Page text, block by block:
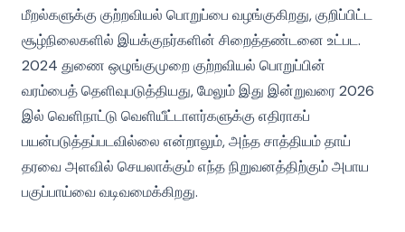
மீறல்களுக்கு குற்றவியல் பொறுப்பை வழங்குகிறது, குறிப்பிட்ட
சூழ்நிலைகளில் இயக்குநர்களின் சிறைத்தண்டனை உட்பட.
2024 துணை ஒழுங்குமுறை குற்றவியல் பொறுப்பின்
வரம்பைத் தெளிவுபடுத்தியது, மேலும் இது இன்றுவரை 2026
இல் வெளிநாட்டு வெளியீட்டாளர்களுக்கு எதிராகப்
பயன்படுத்தப்படவில்லை என்றாலும், அந்த சாத்தியம் தாய்
தரவை அளவில் செயலாக்கும் எந்த நிறுவனத்திற்கும் அபாய
பகுப்பாய்வை வடிவமைக்கிறது.